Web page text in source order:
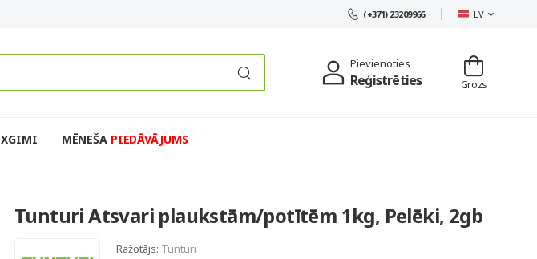
(+371) 23209966 LV
Pievienoties
Reģistrēties Grozs
XGIMI MĒNEŠA PIEDĀVĀJUMS
Tunturi Atsvari plaukstām/potītēm 1kg, Pelēki, 2gb
Ražotājs: Tunturi